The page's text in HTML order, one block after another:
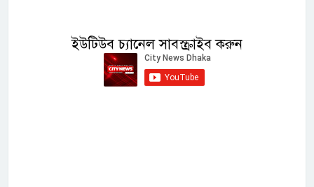
ইউটিউব চ্যানেল সাবস্ক্রাইব করুন